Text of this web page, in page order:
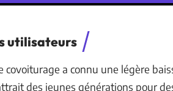
utilisateurs
covoiturage a connu une légère
des jeunes générations pour